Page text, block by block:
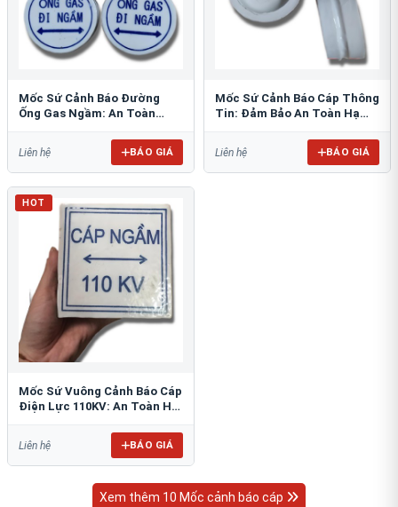
Mốc Sứ Cảnh Báo Đường
Ống Gas Ngầm: An Toàn
Liên hệ BÁO GIÁ
Mốc Sứ Cảnh Báo Cáp Thông
Tin: Đảm Bảo An Toàn Hạ
Liên hệ BÁO GIÁ
HOT
Mốc Sứ Vuông Cảnh Báo Cáp
Điện Lực 110KV: An Toàn Hệ
Liên hệ BÁO GIÁ
Xem thêm 10 Mốc cảnh báo cáp